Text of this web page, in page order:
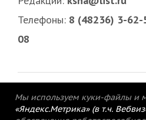
Телефоны: 8 (48236) 3-
08
Мы используем куки-файлы и
«Яндекс.Метрика» (в т.ч.